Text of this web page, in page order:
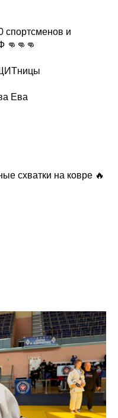
спортсменов и
👊👊👊
Ева
схватки на ковре 🔥